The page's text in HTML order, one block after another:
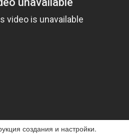
создания и настройки.